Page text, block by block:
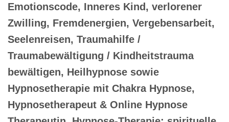
Emotionscode, Inneres Kind, verlorener
Zwilling, Fremdenergien, Vergebensarbeit,
Seelenreisen, Traumahilfe /
Traumabewältigung / Kindheitstrauma
bewältigen, Heilhypnose sowie
Hypnosetherapie mit Chakra Hypnose,
Hypnosetherapeut & Online Hypnose